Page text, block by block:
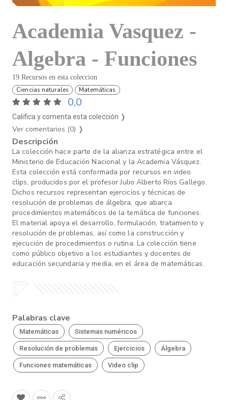
Academia Vasquez -
Algebra - Funciones
19 Recursos en esta coleccion
Ciencias naturales Matemáticas
0,0
Califica y comenta esta colección ❭
Ver comentarios (0) ❭
Descripción
La colección hace parte de la alianza estratégica entre el
Ministerio de Educación Nacional y la Academia Vásquez.
Esta colección está conformada por recursos en video
clips, producidos por el profesor Julio Alberto Ríos Gallego.
Dichos recursos representan ejercicios y técnicas de
resolución de problemas de álgebra, que abarca
procedimientos matemáticos de la temática de funciones.
El material apoya el desarrollo, formulación, tratamiento y
resolución de problemas, así como la construcción y
ejecución de procedimientos o rutina. La colección tiene
como público objetivo a los estudiantes y docentes de
educación secundaria y media, en el área de matemáticas.
Palabras clave
Matemáticas Sistemas numéricos
Resolución de problemas Ejercicios Álgebra
Funciones matemáticas Video clip